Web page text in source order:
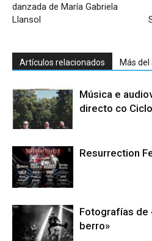
danzada de María Gabriela
Llansol
Artículos relacionados Más del
Música e
directo co
Resurrection
Fotografías de
berro»